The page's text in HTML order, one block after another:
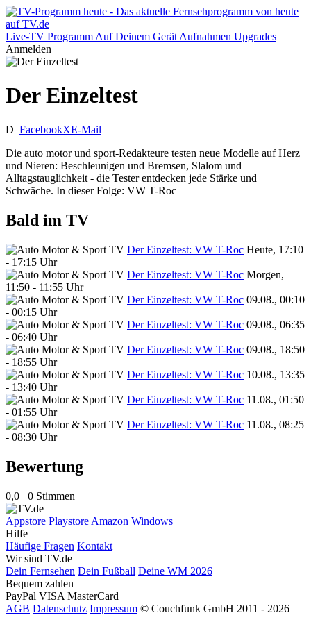
Live-TV Programm Auf Deinem Gerät Aufnahmen Upgrades
Anmelden
Der Einzeltest
D FacebookXE-Mail
Die auto motor und sport-Redakteure testen neue Modelle auf Herz
und Nieren: Beschleunigen und Bremsen, Slalom und
Alltagstauglichkeit - die Tester entdecken jede Stärke und
Schwäche. In dieser Folge: VW T-Roc
Bald im TV
Der Einzeltest: VW T-Roc Heute, 17:10
- 17:15 Uhr
Der Einzeltest: VW T-Roc Morgen,
11:50 - 11:55 Uhr
Der Einzeltest: VW T-Roc 09.08., 00:10
- 00:15 Uhr
Der Einzeltest: VW T-Roc 09.08., 06:35
- 06:40 Uhr
Der Einzeltest: VW T-Roc 09.08., 18:50
- 18:55 Uhr
Der Einzeltest: VW T-Roc 10.08., 13:35
- 13:40 Uhr
Der Einzeltest: VW T-Roc 11.08., 01:50
- 01:55 Uhr
Der Einzeltest: VW T-Roc 11.08., 08:25
- 08:30 Uhr
Bewertung
0,0 0 Stimmen
Appstore Playstore Amazon Windows
Hilfe
Häufige Fragen Kontakt
Wir sind TV.de
Dein Fernsehen Dein Fußball Deine WM 2026
Bequem zahlen
PayPal VISA MasterCard
AGB Datenschutz Impressum © Couchfunk GmbH 2011 - 2026